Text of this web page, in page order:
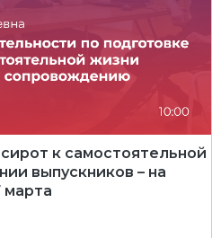
к самостоятельной
выпускников – на
марта